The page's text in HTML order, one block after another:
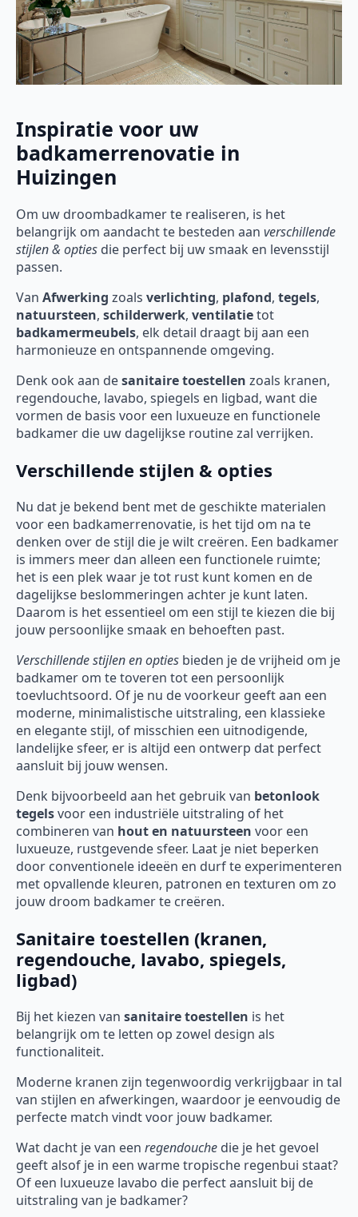
Inspiratie voor uw
badkamerrenovatie in
Huizingen
Om uw droombadkamer te realiseren, is het
belangrijk om aandacht te besteden aan verschillende
stijlen & opties die perfect bij uw smaak en levensstijl
passen.
Van Afwerking zoals verlichting, plafond, tegels,
natuursteen, schilderwerk, ventilatietot
badkamermeubels, elk detail draagt bij aan een
harmonieuze en ontspannende omgeving.
Denk ook aan desanitaire toestellen zoals kranen,
regendouche, lavabo, spiegels en ligbad, want die
vormen de basis voor een luxueuze en functionele
badkamer die uw dagelijkse routine zal verrijken.
Verschillende stijlen & opties
Nu dat je bekend bent met de geschikte materialen
voor een badkamerrenovatie, is het tijd om na te
denken over de stijl die je wilt creëren. Een badkamer
is immers meer dan alleen een functionele ruimte;
het is een plek waar je tot rust kunt komen en de
dagelijkse beslommeringen achter je kunt laten.
Daarom is het essentieel om een stijl te kiezen die bij
jouw persoonlijke smaak en behoeften past.
Verschillende stijlen en opties bieden je de vrijheid om je
badkamer om te toveren tot een persoonlijk
toevluchtsoord. Of je nu de voorkeur geeft aan een
moderne, minimalistische uitstraling, een klassieke
en elegante stijl, of misschien een uitnodigende,
landelijke sfeer, er is altijd een ontwerp dat perfect
aansluit bij jouw wensen.
Denk bijvoorbeeld aan het gebruik van betonlook
tegelsvoor een industriële uitstraling of het
combineren van hout en natuursteen voor een
luxueuze, rustgevende sfeer. Laat je niet beperken
door conventionele ideeën en durf te experimenteren
met opvallende kleuren, patronen en texturen om zo
jouw droom badkamer te creëren.
Sanitaire toestellen (kranen,
regendouche, lavabo, spiegels,
ligbad)
Bij het kiezen van sanitaire toestellen is het
belangrijk om te letten op zowel design als
functionaliteit.
Moderne kranen zijn tegenwoordig verkrijgbaar in tal
van stijlen en afwerkingen, waardoor je eenvoudig de
perfecte match vindt voor jouw badkamer.
Wat dacht je van een regendouche die je het gevoel
geeft alsof je in een warme tropische regenbui staat?
Of een luxueuze lavabo die perfect aansluit bij de
uitstraling van je badkamer?